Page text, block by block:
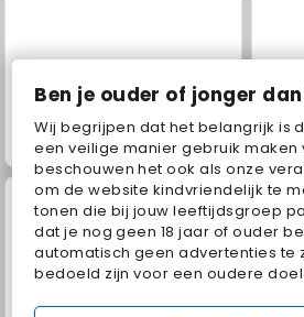
Ben je ouder of jonger dan
Wij begrijpen dat het belangrijk is
een veilige manier gebruik maken
beschouwen het ook als onze
om de website kindvriendelijk te
tonen die bij jouw leeftijdsgroep
dat je nog geen 18 jaar of ouder
automatisch geen advertenties te
bedoeld zijn voor een oudere
Grand Mahjong Connect